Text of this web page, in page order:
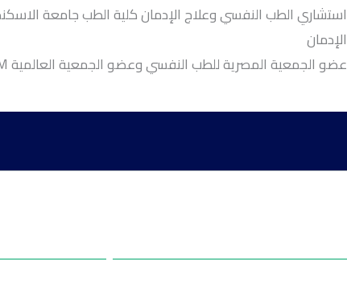
استشاري الطب النفسي وعلاج الإدمان كلية الطب جامعة
الإدمان
عضو الجمعية المصرية للطب النفسي وعضو الجمعية العالمية ISAM لعلاج الادمان.